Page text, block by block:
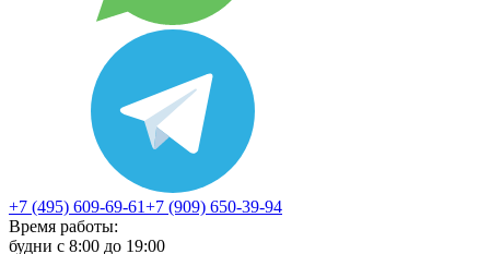
+7 (495) 609-69-61+7 (909) 650-39-94
Время работы:
будни с 8:00 до 19:00